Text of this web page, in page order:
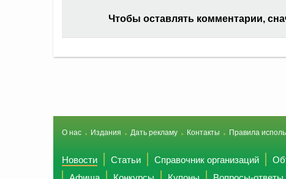
Чтобы оставлять комментарии,
О нас Издания Дать рекламу Контакты Правила
Новости Статьи Справочник организаций